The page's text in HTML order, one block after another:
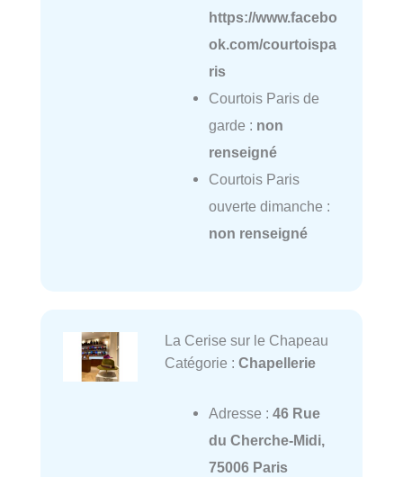
https://www.facebo
ok.com/courtoispa
ris
Courtois Paris de
garde : non
renseigné
Courtois Paris
ouverte dimanche :
non renseigné
La Cerise sur le Chapeau
Catégorie : Chapellerie
Adresse : 46 Rue
du Cherche-Midi,
75006 Paris